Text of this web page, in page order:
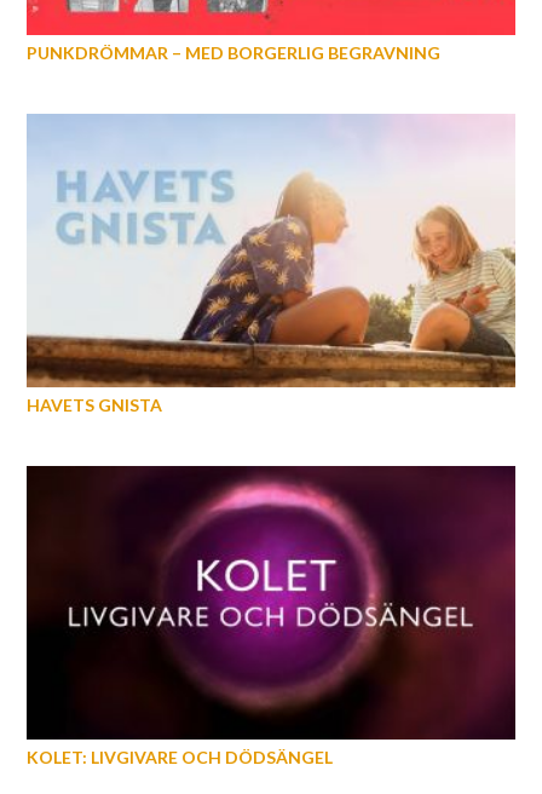
PUNKDRÖMMAR – MED BORGERLIG BEGRAVNING
HAVETS GNISTA
KOLET: LIVGIVARE OCH DÖDSÄNGEL